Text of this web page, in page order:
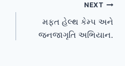
NEXT
મફત હેલ્થ કેમ્પ અને
જનજાગૃતિ અભિયાન.